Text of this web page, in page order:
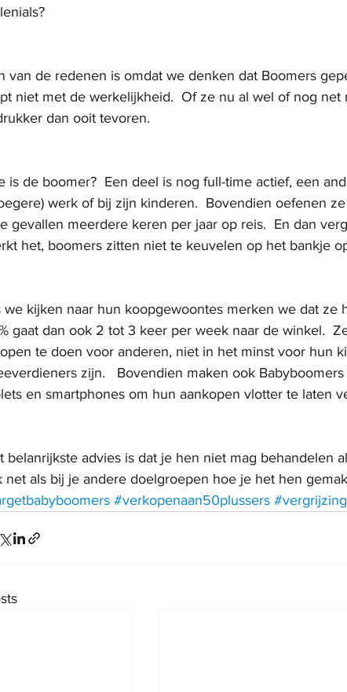
van de redenen is omdat we denken dat Boomers
niet met de werkelijkheid.  Of ze nu al wel of nog
dan ooit tevoren.
is de boomer?  Een deel is nog full-time actief, een
werk of bij zijn kinderen.  Bovendien oefenen
gevallen meerdere keren per jaar op reis.  En dan
het, boomers zitten niet te keuvelen op het bankje
we kijken naar hun koopgewoontes merken we dat ze
gaat dan ook 2 tot 3 keer per week naar de winkel.
te doen voor anderen, niet in het minst voor hun
zijn.   Bovendien maken ook
en smartphones om hun aankopen vlotter te laten
belanrijkste advies is dat je hen niet mag behandelen
net als bij je andere doelgroepen hoe je het hen
#verkopenaan50plussers #vergrijzing